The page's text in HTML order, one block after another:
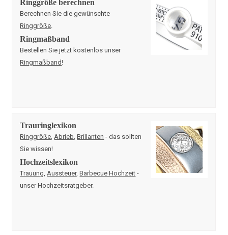
Ringgröße berechnen
Berechnen Sie die gewünschte
Ringgröße.
Ringmaßband
Bestellen Sie jetzt kostenlos unser
Ringmaßband!
Trauringlexikon
Ringgröße,Abrieb,Brillanten - das sollten
Sie wissen!
Hochzeitslexikon
Trauung,Aussteuer,Barbecue Hochzeit -
unser Hochzeitsratgeber.